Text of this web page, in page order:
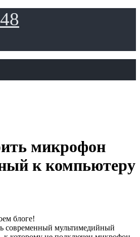
микрофон
к компьютеру
блоге!
современный мультимедийный